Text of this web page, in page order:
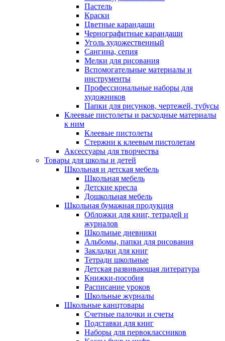
Пастель
Краски
Цветные карандаши
Чернографитные карандаши
Уголь художественный
Сангина, сепия
Мелки для рисования
Вспомогательные материалы и
инструменты
Профессиональные наборы для
художников
Папки для рисунков, чертежей, тубусы
Клеевые пистолеты и расходные материалы
к ним
Клеевые пистолеты
Стержни к клеевым пистолетам
Аксессуары для творчества
Товары для школы и детей
Школьная и детская мебель
Школьная мебель
Детские кресла
Дошкольная мебель
Школьная бумажная продукция
Обложки для книг, тетрадей и
журналов
Школьные дневники
Альбомы, папки для рисования
Закладки для книг
Тетради школьные
Детская развивающая литература
Книжки-пособия
Расписание уроков
Школьные журналы
Школьные канцтовары
Счетные палочки и счеты
Подставки для книг
Наборы для первоклассников